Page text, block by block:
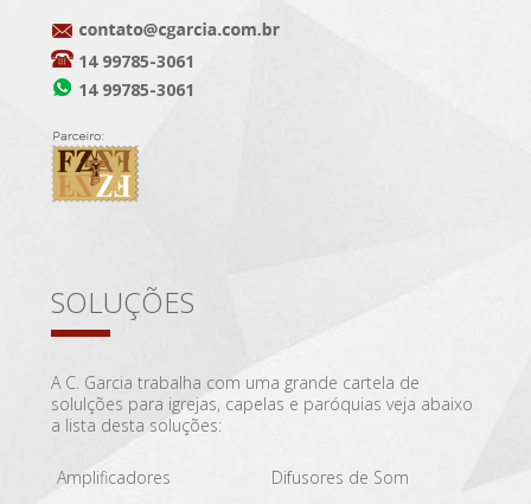
14 99785-3061
14 99785-3061
SOLUÇÕES
A C. Garcia trabalha com uma grande cartela de
solulções para igrejas, capelas e paróquias veja abaixo
a lista desta soluções:
Amplificadores
Difusores de Som